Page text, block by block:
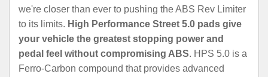
we're closer than ever to pushing the ABS Rev Limiter
to its limits. High Performance Street 5.0 pads give
your vehicle the greatest stopping power and
pedal feel without compromising ABS. HPS 5.0 is a
Ferro-Carbon compound that provides advanced